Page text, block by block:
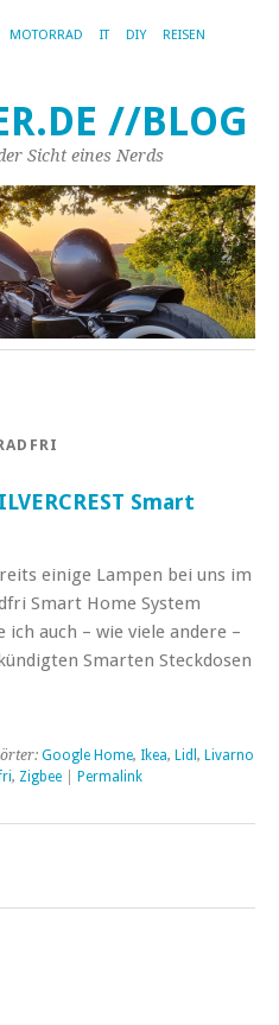
MOTORRAD IT DIY REISEN
//BLOG
Sicht eines Nerds
Smart
einige Lampen bei uns im
Smart Home System
auch – wie viele andere –
Smarten Steckdosen
Google Home, Ikea, Lidl , Livarno
, Zigbee Permalink